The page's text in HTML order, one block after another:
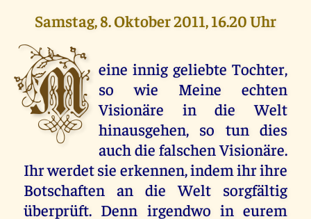
Samstag, 8. Oktober 2011, 16.20 Uhr
M eine innig geliebte Tochter,
so wie Meine echten
Visionäre in die Welt
hinausgehen, so tun dies
auch die falschen Visionäre.
Ihr werdet sie erkennen, indem ihr ihre
Botschaften an die Welt sorgfältig
überprüft. Denn irgendwo in eurem